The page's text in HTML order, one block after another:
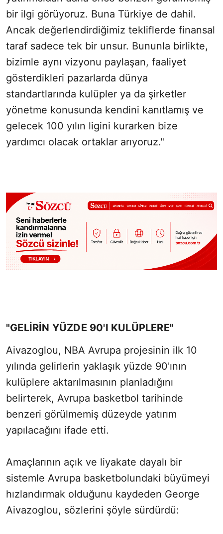
bir ilgi görüyoruz. Buna Türkiye de dahil.
Ancak değerlendirdiğimiz tekliflerde finansal
taraf sadece tek bir unsur. Bununla birlikte,
bizimle aynı vizyonu paylaşan, faaliyet
gösterdikleri pazarlarda dünya
standartlarında kulüpler ya da şirketler
yönetme konusunda kendini kanıtlamış ve
gelecek 100 yılın ligini kurarken bize
yardımcı olacak ortaklar arıyoruz."
"GELİRİN YÜZDE 90'I KULÜPLERE"
Aivazoglou, NBA Avrupa projesinin ilk 10
yılında gelirlerin yaklaşık yüzde 90'ının
kulüplere aktarılmasının planladığını
belirterek, Avrupa basketbol tarihinde
benzeri görülmemiş düzeyde yatırım
yapılacağını ifade etti.
Amaçlarının açık ve liyakate dayalı bir
sistemle Avrupa basketbolundaki büyümeyi
hızlandırmak olduğunu kaydeden George
Aivazoglou, sözlerini şöyle sürdürdü: